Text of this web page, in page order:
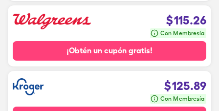
$115.26
Con Membresía
¡Obtén un cupón gratis!
$125.89
Con Membresía